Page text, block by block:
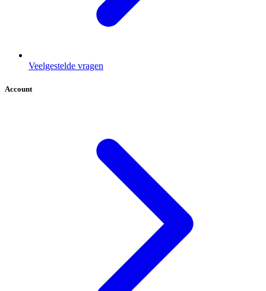
Veelgestelde vragen
Account